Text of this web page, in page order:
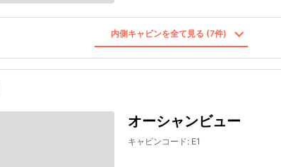
内側キャビンを全て見る (7件)
オーシャンビュー
キャビンコード: E1